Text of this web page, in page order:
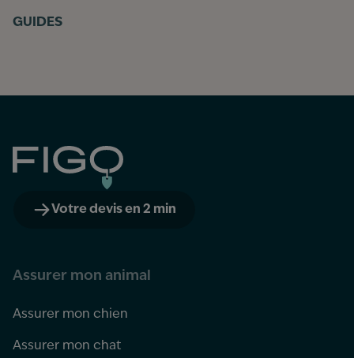
GUIDES
Figo
Votre devis en 2 min
Assurer mon animal
Assurer mon chien
Assurer mon chat